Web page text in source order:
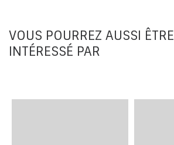
VOUS POURREZ AUSSI ÊTRE
INTÉRESSÉ PAR